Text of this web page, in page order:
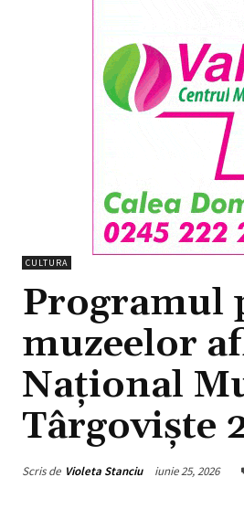
CULTURA
Programul
muzeelor
Național
Târgoviște
Scris de Violeta Stanciu iunie 25, 2026